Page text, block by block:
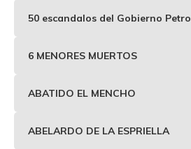
50 escandalos del Gobierno Petro
6 MENORES MUERTOS
ABATIDO EL MENCHO
ABELARDO DE LA ESPRIELLA